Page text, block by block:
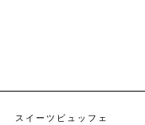
スイーツビュッフェ